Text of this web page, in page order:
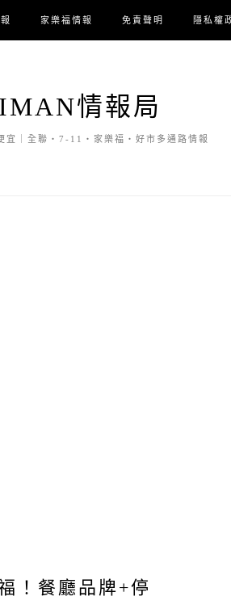
家樂福情報 免責聲明 隱私權
情報局
宜｜全聯・7-11・家樂福・好市多通路情報
！餐廳品牌+停